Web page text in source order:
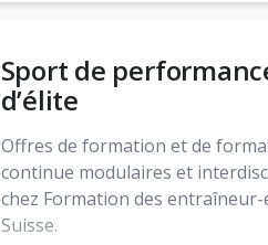
Sport de
d’élite
Offres de formation et de
continue modulaires et
chez Formation des entraîneur-
Suisse.